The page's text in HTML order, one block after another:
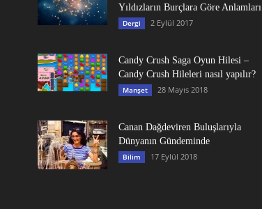
Yıldızların Burçlara Göre Anlamları
Dergi 2 Eylül 2017
Candy Crush Saga Oyun Hilesi –
Candy Crush Hileleri nasıl yapılır?
Manşet 28 Mayıs 2018
Canan Dağdeviren Buluşlarıyla
Dünyanın Gündeminde
Bilim 17 Eylül 2018